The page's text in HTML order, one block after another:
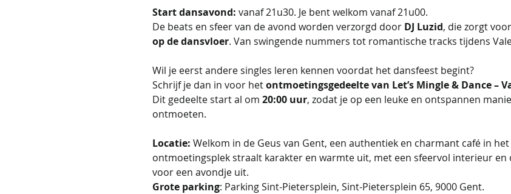
Start dansavond: vanaf 21u30. Je bent welkom vanaf 21u00.
De beats en sfeer van de avond worden verzorgd door DJ Luzid, die zorgt
op de dansvloer. Van swingende nummers tot romantische tracks tijdens
Wil je eerst andere singles leren kennen voordat het dansfeest begint?
Schrijf je dan in voor het ontmoetingsgedeelte van Let’s Mingle & Dance –
Dit gedeelte start al om 20:00 uur, zodat je op een leuke en ontspannen
ontmoeten.
Locatie: Welkom in de Geus van Gent, een authentiek en charmant café in
ontmoetingsplek straalt karakter en warmte uit, met een sfeervol interieur
voor een avondje uit.
Grote parking: Parking Sint-Pietersplein, Sint-Pietersplein 65, 9000 Gent.